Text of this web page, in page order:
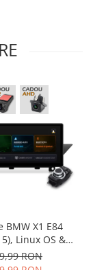
BMW X1 E84
Linux OS &
iDrive,
Android Auto
RON